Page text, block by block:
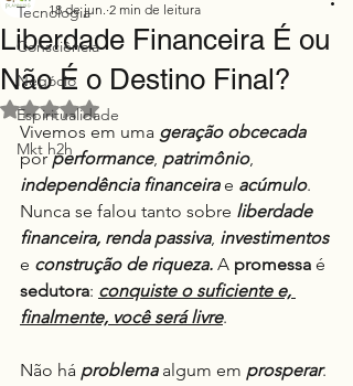
Tecnologia
Consciência
Negócio
Espiritualidade
Mkt h2h
Liberdade Financeira É ou
Não É o Destino Final?
18 de jun. 2 min de leitura
Avaliado com NaN de 5 estrelas.
Vivemos em uma geração obcecada
por performance, patrimônio,
independência financeira e acúmulo.
Nunca se falou tanto sobre liberdade
financeira, renda passiva, investimentos
e construção de riqueza. A promessa é
sedutora: conquiste o suficiente e,
finalmente, você será livre.
Não há problema algum em prosperar.